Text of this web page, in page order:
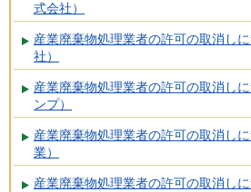
式会社）
産業廃棄物処理業者の許可の取消し
社）
産業廃棄物処理業者の許可の取消し
ンプ）
産業廃棄物処理業者の許可の取消し
業）
産業廃棄物処理業者の許可の取消し